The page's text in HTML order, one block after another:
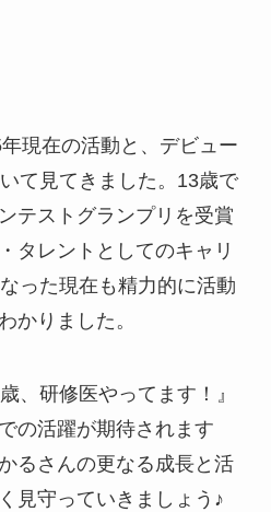
現在の活動と、デビュー
て見てきました。13歳で
テストグランプリを受賞
タレントとしてのキャリ
った現在も精力的に活動
かりました。
、研修医やってます！』
の活躍が期待されます
るさんの更なる成長と活
見守っていきましょう♪